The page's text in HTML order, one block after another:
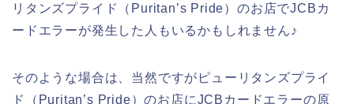
リタンズプライド（Puritan’s Pride）のお店でJCBカ
ードエラーが発生した人もいるかもしれません♪
そのような場合は、当然ですがピューリタンズプライ
ド（Puritan’s Pride）のお店にJCBカードエラーの原